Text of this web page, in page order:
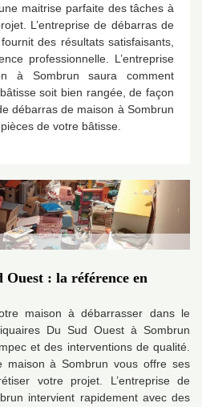
maitrise parfaite des tâches à
L’entreprise de débarras de
des résultats satisfaisants,
professionnelle. L’entreprise
à Sombrun saura comment
soit bien rangée, de façon
débarras de maison à Sombrun
de votre bâtisse.
: la référence en
maison à débarrasser dans le
Du Sud Ouest à Sombrun
et des interventions de qualité.
maison à Sombrun vous offre ses
votre projet. L’entreprise de
intervient rapidement avec des